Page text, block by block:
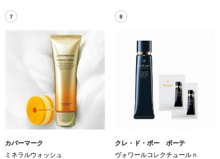
7
カバーマーク
ミネラルウォッシュ
8
クレ・ド・ポー ボーテ
ヴォワールコレクチュールｎ